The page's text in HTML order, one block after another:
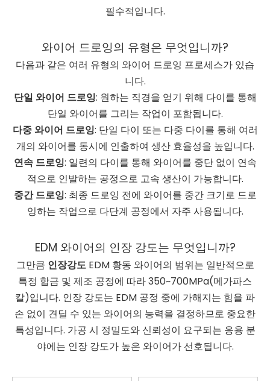
필수적입니다.
와이어 드로잉의 유형은 무엇입니까?
다음과 같은 여러 유형의 와이어 드로잉 프로세스가 있습
니다.
단일 와이어 드로잉: 원하는 직경을 얻기 위해 다이를 통해
단일 와이어를 그리는 작업이 포함됩니다.
다중 와이어 드로잉: 단일 다이 또는 다중 다이를 통해 여러
개의 와이어를 동시에 인출하여 생산 효율성을 높입니다.
연속 드로잉: 일련의 다이를 통해 와이어를 중단 없이 연속
적으로 인발하는 공정으로 고속 생산이 가능합니다.
중간 드로잉: 최종 드로잉 전에 와이어를 중간 크기로 드로
잉하는 작업으로 다단계 공정에서 자주 사용됩니다.
EDM 와이어의 인장 강도는 무엇입니까?
그만큼 인장강도EDM 황동 와이어의 범위는 일반적으로
특정 합금 및 제조 공정에 따라 350~700MPa(메가파스
칼)입니다. 인장 강도는 EDM 공정 중에 가해지는 힘을 파
손 없이 견딜 수 있는 와이어의 능력을 결정하므로 중요한
특성입니다. 가공 시 정밀도와 신뢰성이 요구되는 응용 분
야에는 인장 강도가 높은 와이어가 선호됩니다.